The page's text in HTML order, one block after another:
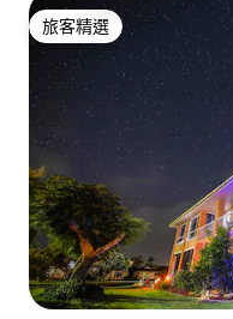
旅客精選
旅客精選